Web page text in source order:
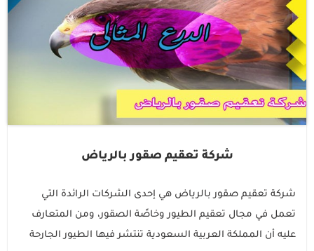
شركة تعقيم صقور بالرياض
شركة تعقيم صقور بالرياض هي إحدى الشركات الرائدة التي
تعمل في مجال تعقيم الطيور وخاصًة الصقور، ومن المتعارف
عليه أن المملكة العربية السعودية تنتشر فيها الطيور الجارحة